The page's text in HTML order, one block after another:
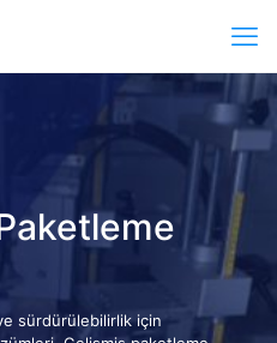
sürdürülebilirlik için